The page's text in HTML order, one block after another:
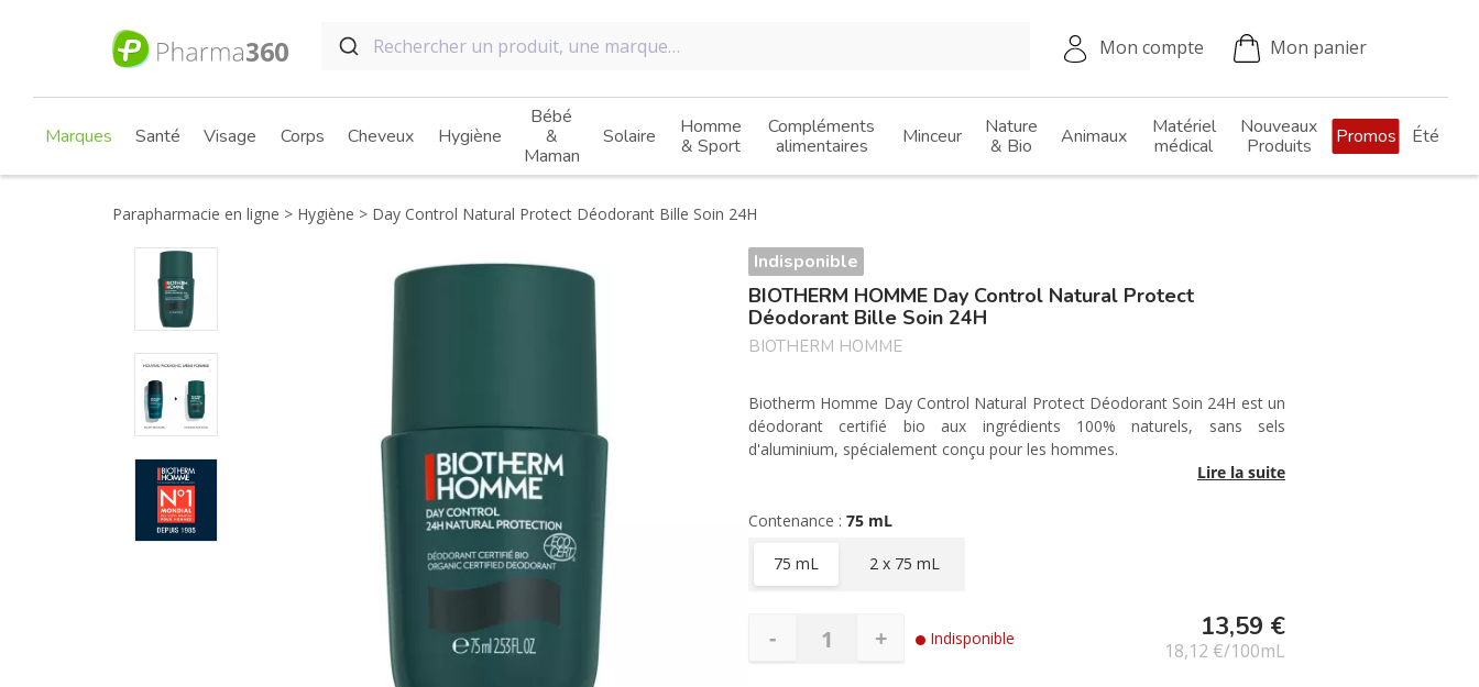
Mon compte Mon panier
Marques Santé Visage Corps Cheveux Hygiène
Bébé
&
Maman
Solaire
Homme
& Sport
Compléments
alimentaires
Minceur
Nature
& Bio
Animaux
Matériel
médical
Nouveaux
Produits
Promos Été
Parapharmacie en ligne Hygiène Day Control Natural Protect Déodorant Bille Soin 24H
Indisponible
BIOTHERM HOMME Day Control Natural Protect
Déodorant Bille Soin 24H
BIOTHERM HOMME
Biotherm Homme Day Control Natural Protect Déodorant Soin 24H est un
déodorant certifié bio aux ingrédients 100% naturels, sans sels
d'aluminium, spécialement conçu pour les hommes.
en la laissant respirer.
Cosmétique Ecologique et Biologique certifié Ecocert Greenlife.
Lire la suite
Contenance : 75 mL
75 mL 2 x 75 mL
Indisponible
- + 13,59 €
18,12 €/100mL